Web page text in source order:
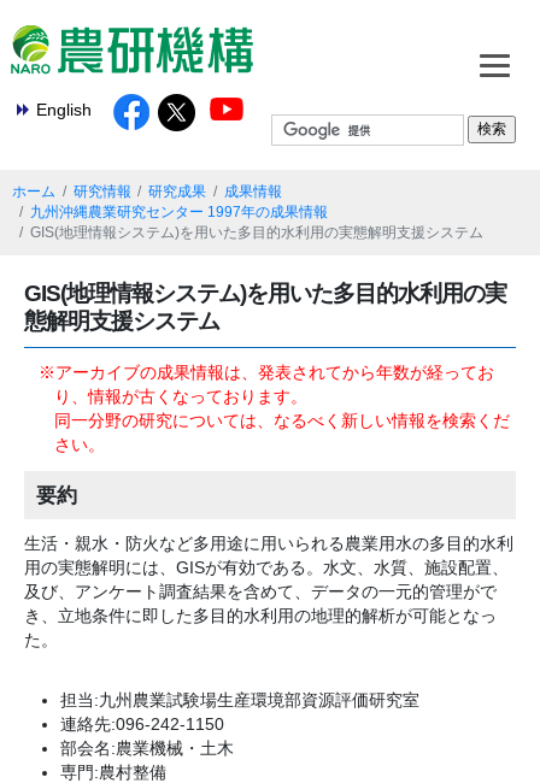
English
ホーム 研究情報 研究成果
成果情報
九州沖縄農業研究センター 1997年の成果情報
GIS(地理情報システム)を用いた多目的水利用の実態解明支援システム
GIS(地理情報システム)を用いた多目的水利用の実
態解明支援システム
※アーカイブの成果情報は、発表されてから年数が経ってお
り、情報が古くなっております。
同一分野の研究については、なるべく新しい情報を検索くだ
さい。
要約
生活・親水・防火など多用途に用いられる農業用水の多目的水利
用の実態解明には、GISが有効である。水文、水質、施設配置、
及び、アンケート調査結果を含めて、データの一元的管理がで
き、立地条件に即した多目的水利用の地理的解析が可能となっ
た。
担当:九州農業試験場生産環境部資源評価研究室
連絡先:096-242-1150
部会名:農業機械・土木
専門:農村整備